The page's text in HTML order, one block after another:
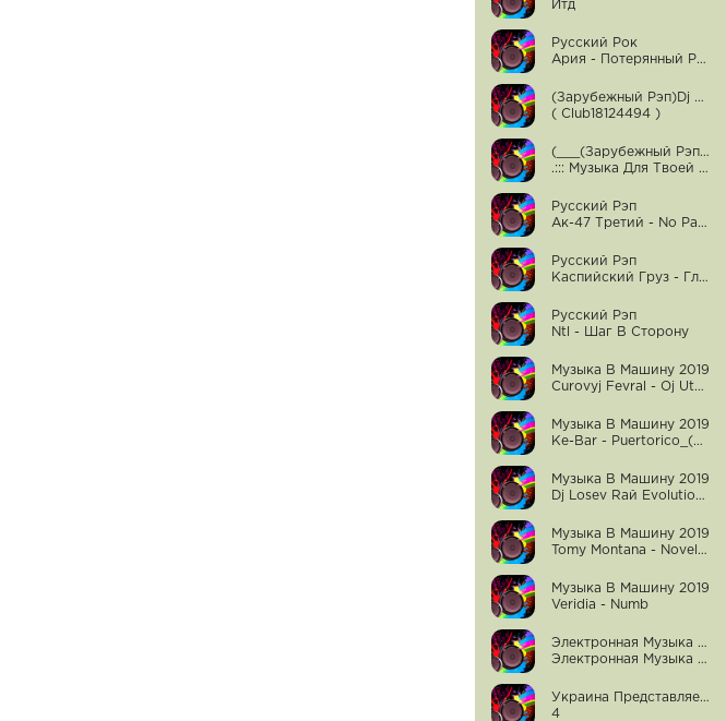
Итд
Русский Рок
Ария - Потерянный Рай
(Зарубежный Рэп)Dj Smallz - Lil' Jon, Lil' Scrappy
( Club18124494 )
(___(Зарубежный Рэп)Неизвестный Исполнитель
.::: Музыка Для Твоей Машины :::. ( Club18124494 )
Русский Рэп
Ак-47 Третий - No Pasaran!!! Ft. Ноггано (Новый Рэп)
Русский Рэп
Каспийский Груз - Глаза Её Глазки
Русский Рэп
Ntl - Шаг В Сторону
Музыка В Машину 2019
Curovyj Fevral - Oj Utoplyus_
Музыка В Машину 2019
Ke-Bar - Puertorico_(Version)
Музыка В Машину 2019
Dj Losev Raй Evolution - Mixed
Музыка В Машину 2019
Tomy Montana - Novella (All I Need) (Stormasound Instrumental Remix)
Музыка В Машину 2019
Veridia - Numb
Электронная Музыка - Клубняк,kazantip,тик-Тоник.
Электронная Музыка - Клубняк,kazantip,тик-Тоник.
Украина Представляет. Клубная Музыка. Украинский Клубняк 2015
4